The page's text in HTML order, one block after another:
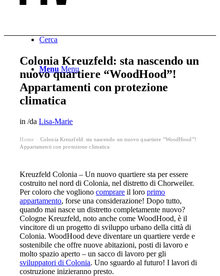
Cerca
Menu Menu
Colonia Kreuzfeld: sta nascendo un
nuovo quartiere “WoodHood”!
Appartamenti con protezione
climatica
in/daLisa-Marie
Home
Colonia Kreuzfeld: sta nascendo un nuovo quartiere “WoodHood”!
Appartamenti con protezione climatica
Kreuzfeld Colonia – Un nuovo quartiere sta per essere
costruito nel nord di Colonia, nel distretto di Chorweiler.
Per coloro che voglionocomprare il loroprimo
appartamento, forse una considerazione! Dopo tutto,
quando mai nasce un distretto completamente nuovo?
Cologne Kreuzfeld, noto anche come WoodHood, è il
vincitore di un progetto di sviluppo urbano della città di
Colonia. WoodHood deve diventare un quartiere verde e
sostenibile che offre nuove abitazioni, posti di lavoro e
molto spazio aperto – un sacco di lavoro per gli
sviluppatori di Colonia. Uno sguardo al futuro! I lavori di
costruzione inizieranno presto.